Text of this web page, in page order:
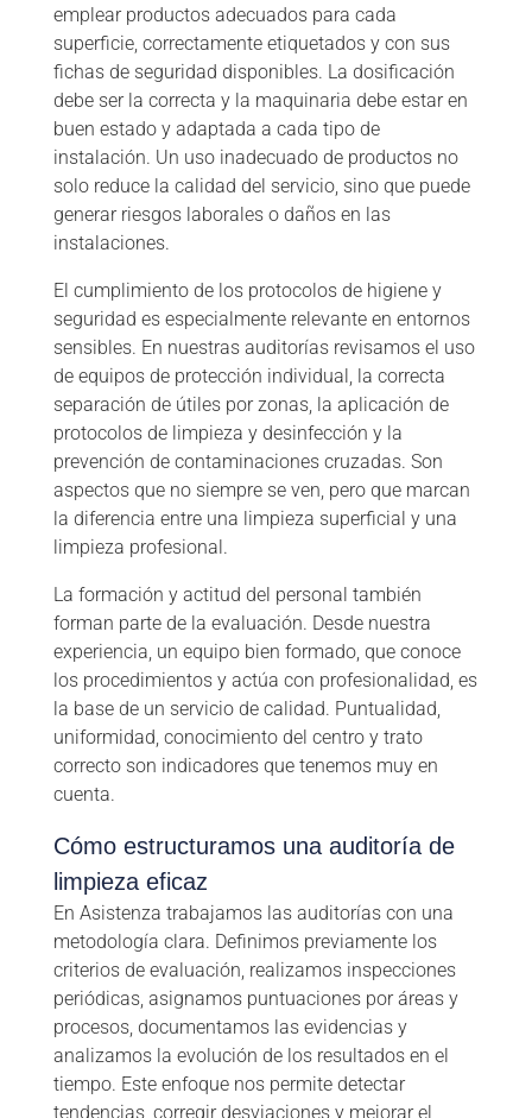
emplear productos adecuados para cada
superficie, correctamente etiquetados y con sus
fichas de seguridad disponibles. La dosificación
debe ser la correcta y la maquinaria debe estar en
buen estado y adaptada a cada tipo de
instalación. Un uso inadecuado de productos no
solo reduce la calidad del servicio, sino que puede
generar riesgos laborales o daños en las
instalaciones.
El cumplimiento de los protocolos de higiene y
seguridad es especialmente relevante en entornos
sensibles. En nuestras auditorías revisamos el uso
de equipos de protección individual, la correcta
separación de útiles por zonas, la aplicación de
protocolos de limpieza y desinfección y la
prevención de contaminaciones cruzadas. Son
aspectos que no siempre se ven, pero que marcan
la diferencia entre una limpieza superficial y una
limpieza profesional.
La formación y actitud del personal también
forman parte de la evaluación. Desde nuestra
experiencia, un equipo bien formado, que conoce
los procedimientos y actúa con profesionalidad, es
la base de un servicio de calidad. Puntualidad,
uniformidad, conocimiento del centro y trato
correcto son indicadores que tenemos muy en
cuenta.
Cómo estructuramos una auditoría de
limpieza eficaz
En Asistenza trabajamos las auditorías con una
metodología clara. Definimos previamente los
criterios de evaluación, realizamos inspecciones
periódicas, asignamos puntuaciones por áreas y
procesos, documentamos las evidencias y
analizamos la evolución de los resultados en el
tiempo. Este enfoque nos permite detectar
tendencias, corregir desviaciones y mejorar el